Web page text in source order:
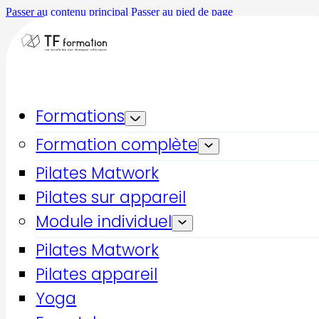
Passer au contenu principal Passer au pied de page
Formations
Formation complète
Pilates Matwork
Pilates sur appareil
Module individuel
Pilates Matwork
Pilates appareil
Yoga
Accueil Partenaires formation Pilates
Partenaires formation
Pilates
Nos partenaires pour la
Formation Pilates en
France
Bienvenue sur la page de partenaires